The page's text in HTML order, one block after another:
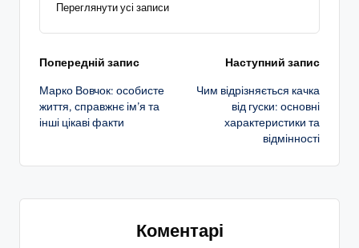
Переглянути усі записи
Навігація
по
запису
Попередній запис
Марко Вовчок: особисте
життя, справжнє ім’я та
інші цікаві факти
Наступний запис
Чим відрізняється качка
від гуски: основні
характеристики та
відмінності
Коментарі